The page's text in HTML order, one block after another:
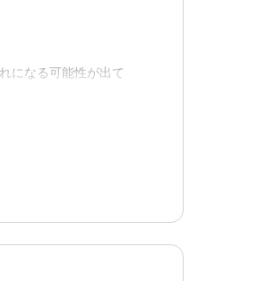
用も...
になる可能性が出て
した。良かったと思